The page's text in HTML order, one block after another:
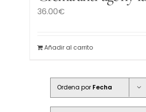
36.00€
Añadir al carrito
Ordena por Fecha